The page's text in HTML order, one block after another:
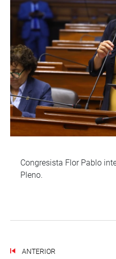
Congresista Flor Pablo
Pleno.
ANTERIOR